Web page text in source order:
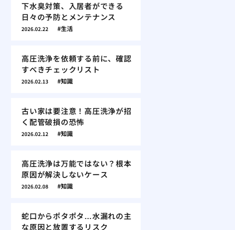
下水臭対策、入居者ができる
日々の予防とメンテナンス
2026.02.22 生活
高圧洗浄を依頼する前に、確認
すべきチェックリスト
2026.02.13 知識
古い家は要注意！高圧洗浄が招
く配管破損の恐怖
2026.02.12 知識
高圧洗浄は万能ではない？根本
原因が解決しないケース
2026.02.08 知識
蛇口からポタポタ…水漏れの主
な原因と放置するリスク